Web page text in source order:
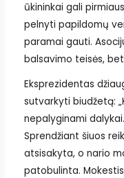
ūkininkai gali
pelnyti papildomų
paramai gauti.
balsavimo teisės,
Eksprezidentas
sutvarkyti biudžetą:
nepalyginami
Sprendžiant šiuos
atsisakyta, o nario
patobulinta.